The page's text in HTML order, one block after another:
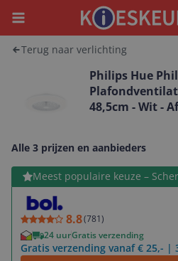
Menu
Terug naar verlichting
Philips Hue
48,5cm - Wit -
Alle 3 prijzen en aanbieders
Meest populaire keuze –
8.8(781)
24 uurGratis verzending
Gratis verzending vanaf € 25,- |
Bekijk product